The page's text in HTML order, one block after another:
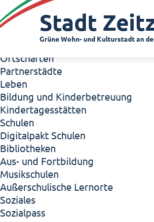
Zeitz - Die Kleinstadt
Willkommen in Zeitz!
Interview mit Oberbürgermeister
Zeitz - Stadt der Zukunft
Ortschaften
Partnerstädte
Leben
Bildung und Kinderbetreuung
Kindertagesstätten
Schulen
Digitalpakt Schulen
Bibliotheken
Aus- und Fortbildung
Musikschulen
Außerschulische Lernorte
Soziales
Sozialpass
Stadt
Grüne Wohn- und Kulturstadt an